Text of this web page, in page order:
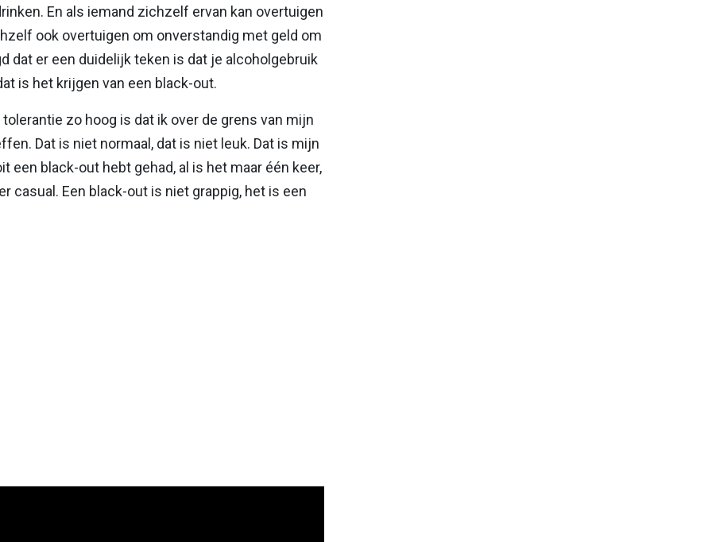
En als iemand zichzelf ervan kan overtuigen
ook overtuigen om onverstandig met geld om
dat er een duidelijk teken is dat je alcoholgebruik
is het krijgen van een black-out.
zo hoog is dat ik over de grens van mijn
Dat is niet normaal, dat is niet leuk. Dat is mijn
een black-out hebt gehad, al is het maar één keer,
casual. Een black-out is niet grappig, het is een